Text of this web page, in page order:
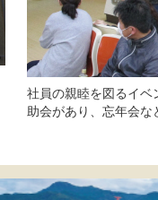
社員の親睦を図るイベ
助会があり、忘年会な